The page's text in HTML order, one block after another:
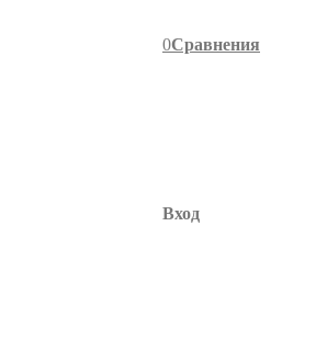
0Сравнения
Вход